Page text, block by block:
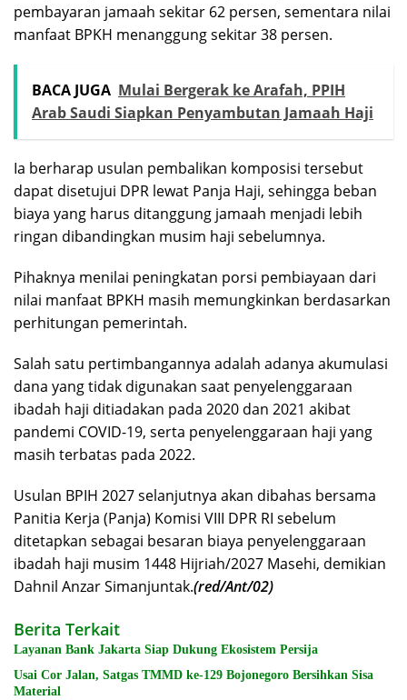
pembayaran jamaah sekitar 62 persen, sementara nilai
manfaat BPKH menanggung sekitar 38 persen.
BACA JUGA Mulai Bergerak ke Arafah, PPIH
Arab Saudi Siapkan Penyambutan Jamaah Haji
Ia berharap usulan pembalikan komposisi tersebut
dapat disetujui DPR lewat Panja Haji, sehingga beban
biaya yang harus ditanggung jamaah menjadi lebih
ringan dibandingkan musim haji sebelumnya.
Pihaknya menilai peningkatan porsi pembiayaan dari
nilai manfaat BPKH masih memungkinkan berdasarkan
perhitungan pemerintah.
Salah satu pertimbangannya adalah adanya akumulasi
dana yang tidak digunakan saat penyelenggaraan
ibadah haji ditiadakan pada 2020 dan 2021 akibat
pandemi COVID-19, serta penyelenggaraan haji yang
masih terbatas pada 2022.
Usulan BPIH 2027 selanjutnya akan dibahas bersama
Panitia Kerja (Panja) Komisi VIII DPR RI sebelum
ditetapkan sebagai besaran biaya penyelenggaraan
ibadah haji musim 1448 Hijriah/2027 Masehi, demikian
Dahnil Anzar Simanjuntak.(red/Ant/02)
Berita Terkait
Layanan Bank Jakarta Siap Dukung Ekosistem Persija
Usai Cor Jalan, Satgas TMMD ke-129 Bojonegoro Bersihkan Sisa
Material